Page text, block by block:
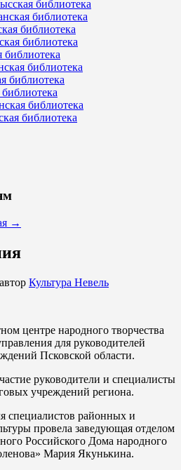
библиотека
библиотека
библиотека
библиотека
библиотека
библиотека
библиотека
библиотека
библиотека
библиотека
→
автор Культура Невель
центре народного творчества
для руководителей
Псковской области.
руководители и специалисты
учреждений региона.
специалистов районных и
провела заведующая отделом
Российского Дома народного
Мария Якунькина.